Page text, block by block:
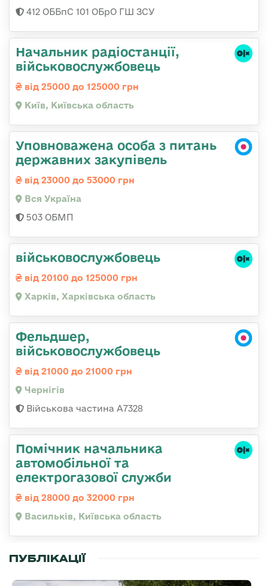
412 ОББпС 101 ОБрО ГШ ЗСУ
Начальник радіостанції,
військовослужбовець
від 25000 до 125000 грн
Київ, Київська область
Уповноважена особа з питань
державних закупівель
від 23000 до 53000 грн
Вся Україна
503 ОБМП
військовослужбовець
від 20100 до 125000 грн
Харків, Харківська область
Фельдшер,
військовослужбовець
від 21000 до 21000 грн
Чернігів
Військова частина А7328
Помічник начальника
автомобільної та
електрогазової служби
від 28000 до 32000 грн
Васильків, Київська область
ПУБЛІКАЦІЇ